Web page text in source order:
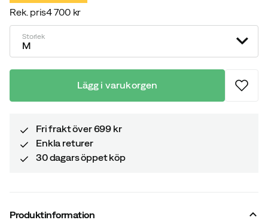
discounted
price
original
price
Rek. pris4 700 kr
Storlek
M
Lägg i varukorgen
Fri frakt över 699 kr
Enkla returer
30 dagars öppet köp
Produktinformation